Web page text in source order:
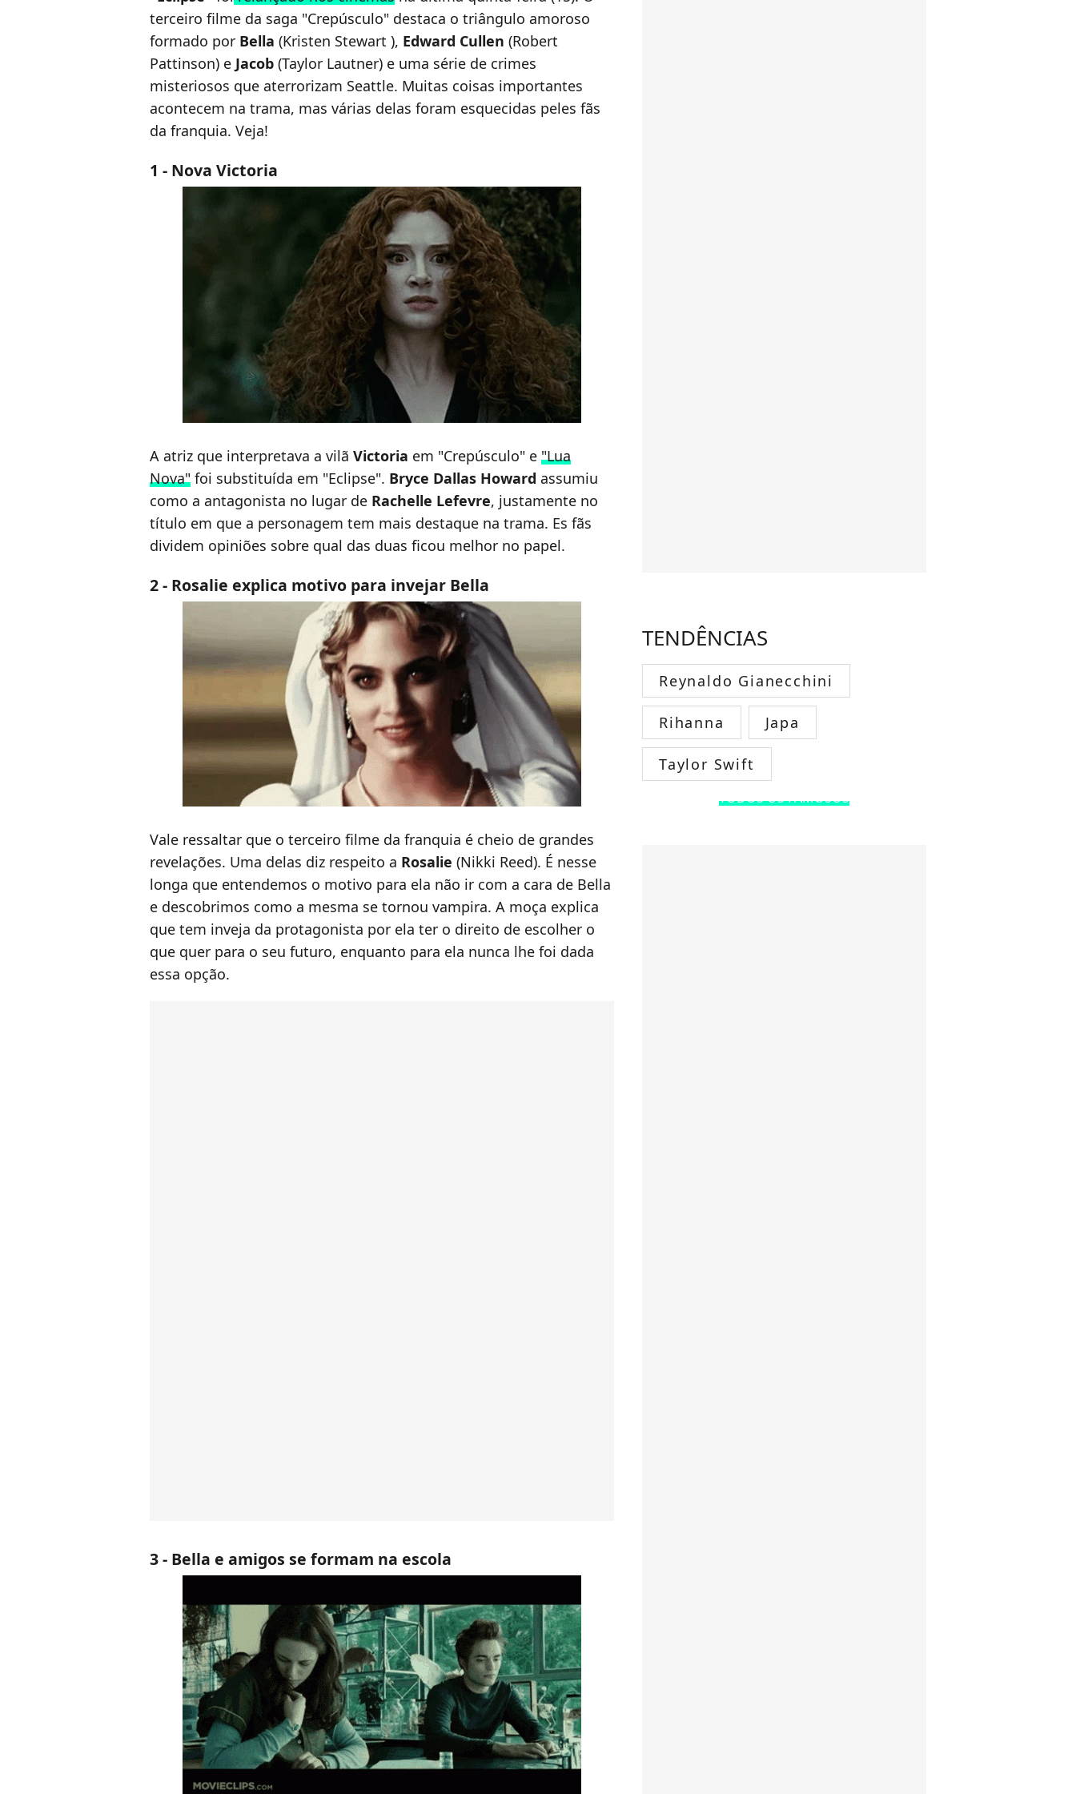
terceiro filme da saga "Crepúsculo" destaca o triângulo amoroso
formado por Bella (Kristen Stewart ), Edward Cullen (Robert
Pattinson) e Jacob (Taylor Lautner) e uma série de crimes
misteriosos que aterrorizam Seattle. Muitas coisas importantes
acontecem na trama, mas várias delas foram esquecidas peles fãs
da franquia. Veja!
1 - Nova Victoria
A atriz que interpretava a vilã Victoria em "Crepúsculo" e "Lua
Nova" foi substituída em "Eclipse". Bryce Dallas Howard assumiu
como a antagonista no lugar de Rachelle Lefevre, justamente no
título em que a personagem tem mais destaque na trama. Es fãs
dividem opiniões sobre qual das duas ficou melhor no papel.
2 - Rosalie explica motivo para invejar Bella
Vale ressaltar que o terceiro filme da franquia é cheio de grandes
revelações. Uma delas diz respeito a Rosalie (Nikki Reed). É nesse
longa que entendemos o motivo para ela não ir com a cara de Bella
e descobrimos como a mesma se tornou vampira. A moça explica
que tem inveja da protagonista por ela ter o direito de escolher o
que quer para o seu futuro, enquanto para ela nunca lhe foi dada
essa opção.
3 - Bella e amigos se formam na escola
TENDÊNCIAS
Reynaldo Gianecchini
Rihanna Japa
Taylor Swift
TODOS OS FAMOSOS